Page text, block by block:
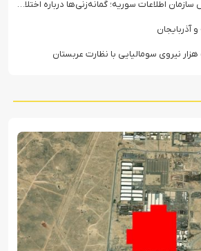
اطلاعات سوریه؛ گمانه‌زنی‌ها درباره اختلافات در ساختار امنیتی
آذربایجان